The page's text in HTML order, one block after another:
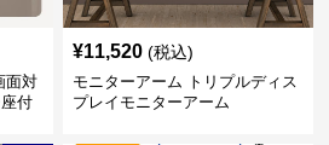
面対
付
¥11,520 (税込)
モニターアーム トリプルディス
プレイモニターアーム